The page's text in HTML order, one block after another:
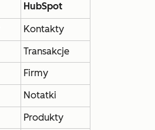
HubSpot
Kontakty
Transakcje
Firmy
Notatki
Produkty